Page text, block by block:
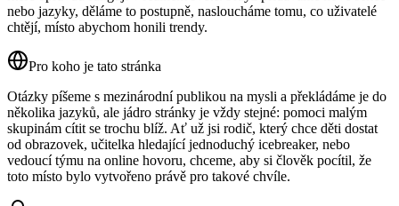
nebo jazyky, děláme to postupně, nasloucháme tomu, co uživatelé
chtějí, místo abychom honili trendy.
Pro koho je tato stránka
Otázky píšeme s mezinárodní publikou na mysli a překládáme je do
několika jazyků, ale jádro stránky je vždy stejné: pomoci malým
skupinám cítit se trochu blíž. Ať už jsi rodič, který chce děti dostat
od obrazovek, učitelka hledající jednoduchý icebreaker, nebo
vedoucí týmu na online hovoru, chceme, aby si člověk pocítil, že
toto místo bylo vytvořeno právě pro takové chvíle.